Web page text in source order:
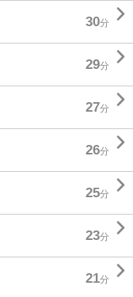
30分 
29分 
27分 
26分 
25分 
23分 
21分 